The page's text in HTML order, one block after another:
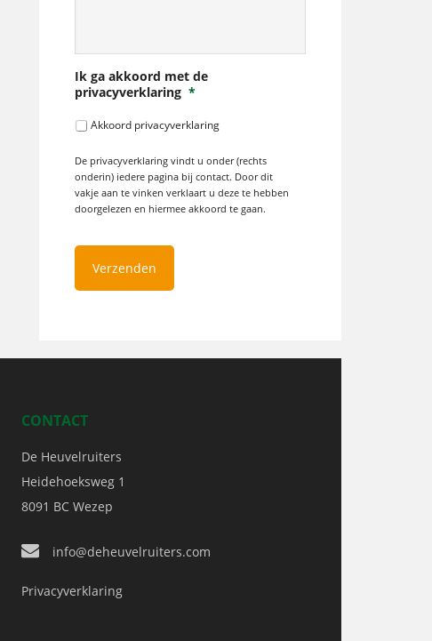
Ik ga akkoord met de
privacyverklaring *
Akkoord privacyverklaring
De privacyverklaring vindt u onder (rechts
onderin) iedere pagina bij contact. Door dit
vakje aan te vinken verklaart u deze te hebben
doorgelezen en hiermee akkoord te gaan.
CONTACT
De Heuvelruiters
Heidehoeksweg 1
8091 BC Wezep
info@deheuvelruiters.com
Privacyverklaring